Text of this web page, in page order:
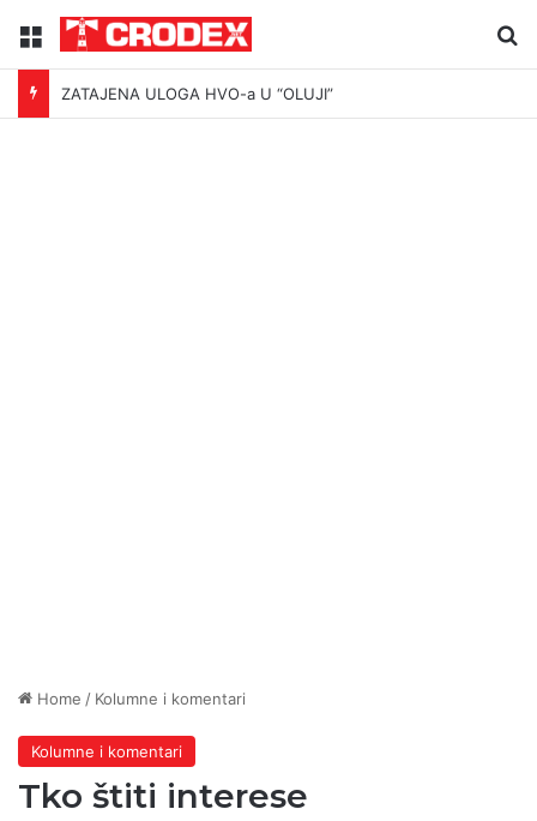
Menu
ZATAJENA ULOGA HVO-a U “OLUJI”
Home / Kolumne i komentari
Kolumne i komentari
Tko štiti interese